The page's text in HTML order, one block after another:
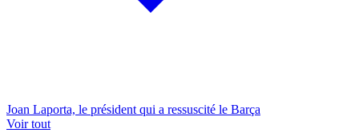
Joan Laporta, le président qui a ressuscité le Barça
Voir tout